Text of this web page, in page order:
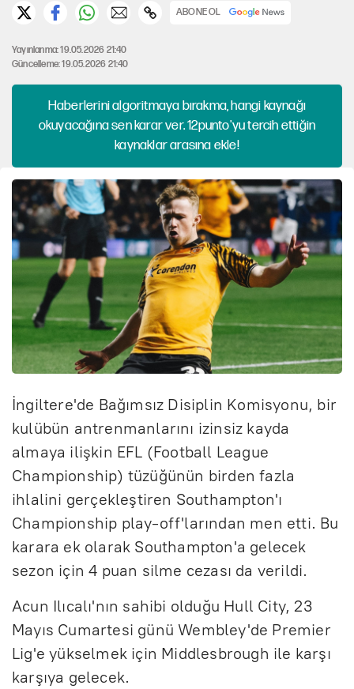
ABONE OL
Yayınlanma: 19.05.2026 21:40
Güncelleme: 19.05.2026 21:40
Haberlerini algoritmaya bırakma, hangi kaynağı
okuyacağına sen karar ver. 12punto'yu tercih ettiğin
kaynaklar arasına ekle!
İngiltere'de Bağımsız Disiplin Komisyonu, bir
kulübün antrenmanlarını izinsiz kayda
almaya ilişkin EFL (Football League
Championship) tüzüğünün birden fazla
ihlalini gerçekleştiren Southampton'ı
Championship play-off'larından men etti. Bu
karara ek olarak Southampton'a gelecek
sezon için 4 puan silme cezası da verildi.
Acun Ilıcalı'nın sahibi olduğu Hull City, 23
Mayıs Cumartesi günü Wembley'de Premier
Lig'e yükselmek için Middlesbrough ile karşı
karşıya gelecek.